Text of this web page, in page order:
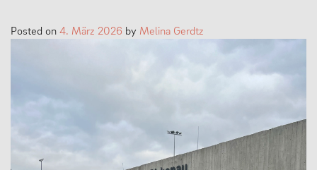
Posted on 4. März 2026 by Melina Gerdtz